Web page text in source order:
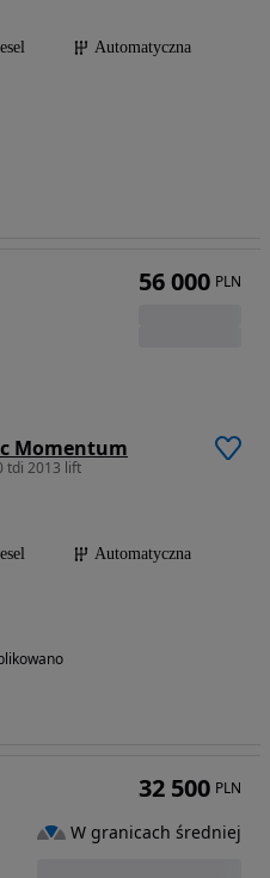
Automatyczna
Momentum
tdi 2013 lift
Automatyczna
56 000 PLN
32 500 PLN
W granicach średniej